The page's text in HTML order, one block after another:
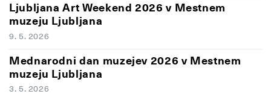
Ljubljana Art Weekend 2026 v Mestnem
muzeju Ljubljana
9. 5. 2026
Mednarodni dan muzejev 2026 v Mestnem
muzeju Ljubljana
3. 5. 2026